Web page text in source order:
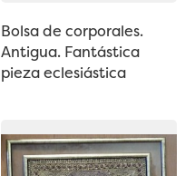
Bolsa de corporales.
Antigua. Fantástica
pieza eclesiástica